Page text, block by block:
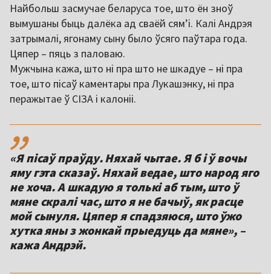
Найбольш засмучае беларуса тое, што ён зноў
вымушаны быць далёка ад сваёй сям’і. Калі Андрэя
затрымалі, ягонаму сыну было ўсяго паўтара года.
Цяпер – пяць з паловаю.
Мужчына кажа, што ні пра што не шкадуе – ні пра
тое, што пісаў каментары пра Лукашэнку, ні пра
перажытае ў СІЗА і калоніі.
,,
«Я пісаў праўду. Няхай чытае. Я б і ў вочы
яму гэта сказаў. Няхай ведае, што народ яго
не хоча. А шкадую я толькі аб тым, што ў
мяне скралі час, што я не бачыў, як расце
мой сынуля. Цяпер я спадзяюся, што ўжо
хутка яны з жонкай прыедуць да мяне», –
кажа Андрэй.